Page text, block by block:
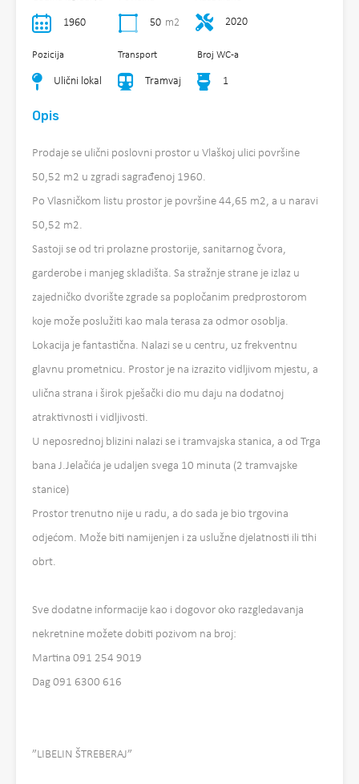
1960 50 m2 2020
Pozicija
Ulični lokal
Transport
Tramvaj
Broj WC-a
1
Opis
Prodaje se ulični poslovni prostor u Vlaškoj ulici površine
50,52 m2 u zgradi sagrađenoj 1960.
Po Vlasničkom listu prostor je površine 44,65 m2, a u naravi
50,52 m2.
Sastoji se od tri prolazne prostorije, sanitarnog čvora,
garderobe i manjeg skladišta. Sa stražnje strane je izlaz u
zajedničko dvorište zgrade sa popločanim predprostorom
koje može poslužiti kao mala terasa za odmor osoblja.
Lokacija je fantastična. Nalazi se u centru, uz frekventnu
glavnu prometnicu. Prostor je na izrazito vidljivom mjestu, a
ulična strana i širok pješački dio mu daju na dodatnoj
atraktivnosti i vidljivosti.
U neposrednoj blizini nalazi se i tramvajska stanica, a od Trga
bana J.Jelačića je udaljen svega 10 minuta (2 tramvajske
stanice)
Prostor trenutno nije u radu, a do sada je bio trgovina
odjećom. Može biti namijenjen i za uslužne djelatnosti ili tihi
obrt.
Sve dodatne informacije kao i dogovor oko razgledavanja
nekretnine možete dobiti pozivom na broj:
Martina 091 254 9019
Dag 091 6300 616
”LIBELIN ŠTREBERAJ”